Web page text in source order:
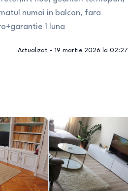
numai in balcon, fara
1 luna
Actualizat - 19 martie 2026 la 02:27